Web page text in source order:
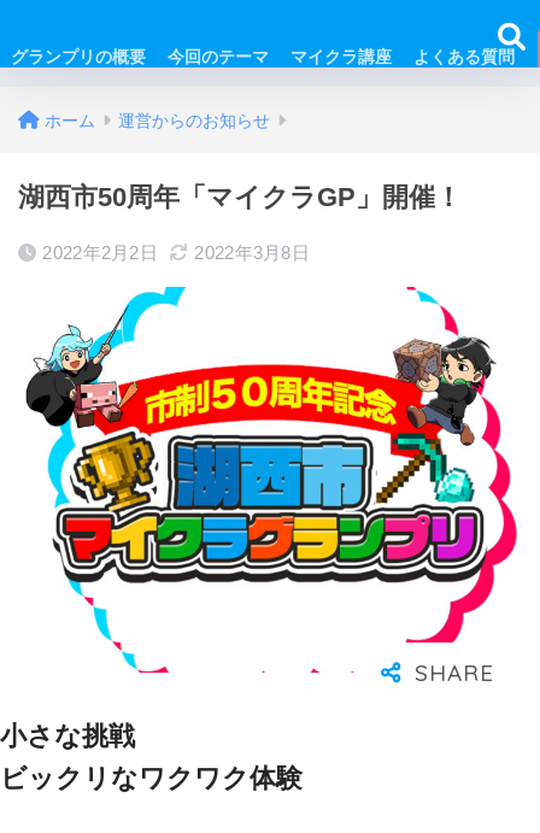
グランプリの概要 今回のテーマ マイクラ講座 よくある質問
ホーム 運営からのお知らせ
湖西市50周年「マイクラGP」開催！
2022年2月2日 2022年3月8日
小さな挑戦
ビックリなワクワク体験